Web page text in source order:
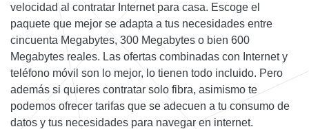
velocidad al contratar Internet para casa. Escoge el
paquete que mejor se adapta a tus necesidades entre
cincuenta Megabytes, 300 Megabytes o bien 600
Megabytes reales. Las ofertas combinadas con Internet y
teléfono móvil son lo mejor, lo tienen todo incluido. Pero
además si quieres contratar solo fibra, asimismo te
podemos ofrecer tarifas que se adecuen a tu consumo de
datos y tus necesidades para navegar en internet.